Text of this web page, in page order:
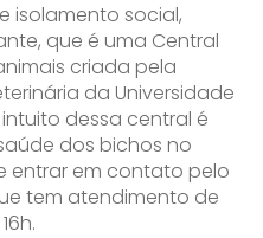
isolamento social,
que é uma Central
criada pela
da Universidade
intuito dessa central é
dos bichos no
entrar em contato pelo
tem atendimento de